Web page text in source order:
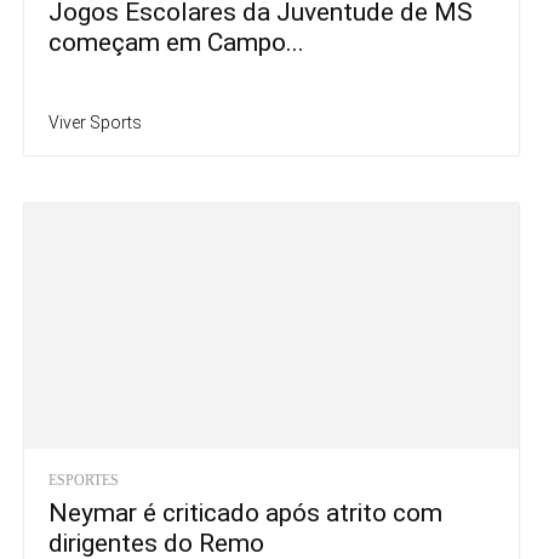
Jogos Escolares da Juventude de MS
começam em Campo...
Viver Sports
ESPORTES
Neymar é criticado após atrito com
dirigentes do Remo